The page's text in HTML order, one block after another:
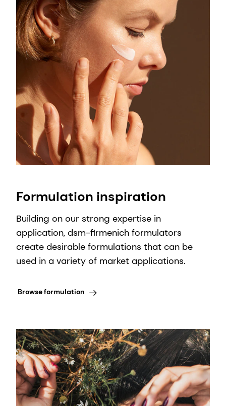
Formulation inspiration
Building on our strong expertise in
application, dsm-firmenich formulators
create desirable formulations that can be
used in a variety of market applications.
Browse formulation